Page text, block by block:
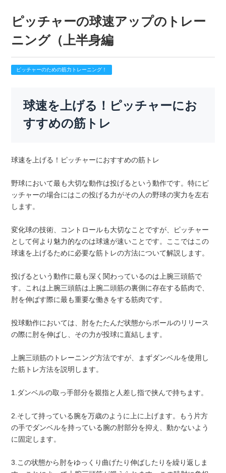
ピッチャーの球速アップのトレー
ニング（上半身編
ピッチャーのための筋力トレーニング！
球速を上げる！ピッチャーにお
すすめの筋トレ
球速を上げる！ピッチャーにおすすめの筋トレ
野球において最も大切な動作は投げるという動作です。特にピ
ッチャーの場合にはこの投げる力がその人の野球の実力を左右
します。
変化球の技術、コントロールも大切なことですが、ピッチャー
として何より魅力的なのは球速が速いことです。ここではこの
球速を上げるために必要な筋トレの方法について解説します。
投げるという動作に最も深く関わっているのは上腕三頭筋で
す。これは上腕三頭筋は上腕二頭筋の裏側に存在する筋肉で、
肘を伸ばす際に最も重要な働きをする筋肉です。
投球動作においては、肘をたたんだ状態からボールのリリース
の際に肘を伸ばし、その力が投球に直結します。
上腕三頭筋のトレーニング方法ですが、まずダンベルを使用し
た筋トレ方法を説明します。
1.ダンベルの取っ手部分を親指と人差し指で挟んで持ちます。
2.そして持っている腕を万歳のように上に上げます。もう片方
の手でダンベルを持っている腕の肘部分を抑え、動かないよう
に固定します。
3.この状態から肘をゆっくり曲げたり伸ばしたりを繰り返しま